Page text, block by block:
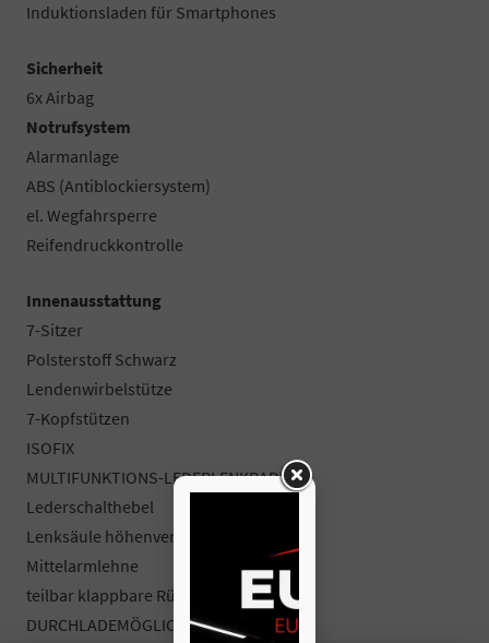
Induktionsladen für Smartphones
Sicherheit
6x Airbag
Notrufsystem
Alarmanlage
ABS (Antiblockiersystem)
el. Wegfahrsperre
Reifendruckkontrolle
Innenausstattung
7-Sitzer
Polsterstoff Schwarz
Lendenwirbelstütze
7-Kopfstützen
ISOFIX
MULTIFUNKTIONS-LEDERLENKRAD
Lederschalthebel
Lenksäule höhenverstellbar
Mittelarmlehne
teilbar klappbare Rücksitzbank
DURCHLADEMÖGLICHKEIT